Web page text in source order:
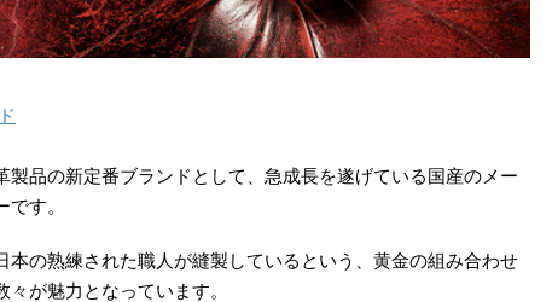
製品の新定番ブランドとして、急成長を遂げている国産のメー
す。
本の熟練された職人が縫製しているという、黄金の組み合わせ
が魅力となっています。